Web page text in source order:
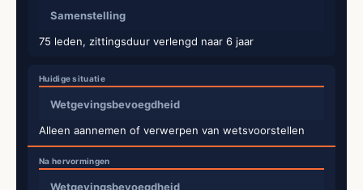
Samenstelling
75 leden, zittingsduur verlengd naar 6 jaar
Wetgevingsbevoegdheid
Alleen aannemen of verwerpen van wetsvoorstellen
Wetgevingsbevoegdheid